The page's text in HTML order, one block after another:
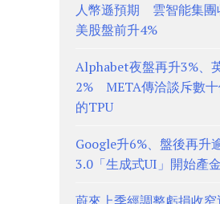
人幣遜預期 雲智能集
美股盤前升4%
Alphabet夜盤再升3%、
2% META傳洽談斥數
的TPU
Google升6%、盤後再
3.0「生成式UI」開始產